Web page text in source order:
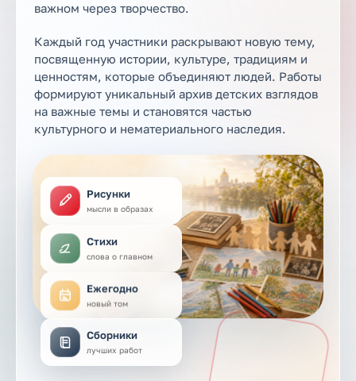
важном через творчество.
Каждый год участники раскрывают новую тему,
посвященную истории, культуре, традициям и
ценностям, которые объединяют людей. Работы
формируют уникальный архив детских взглядов
на важные темы и становятся частью
культурного и нематериального наследия.
Рисунки
мысли в образах
Стихи
слова о главном
Ежегодно
новый том
Сборники
лучших работ